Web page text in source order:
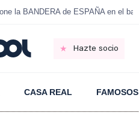
la BANDERA de ESPAÑA en el
Hazte socio
CASA REAL FAMOSOS